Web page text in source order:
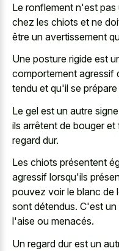
Le ronflement n'est
chez les chiots et ne
être un avertissement
Une posture rigide est
comportement agressif
tendu et qu'il se
Le gel est un autre
ils arrêtent de bouger
regard dur.
Les chiots présentent
agressif lorsqu'ils
pouvez voir le blanc de
sont détendus. C'est
l'aise ou menacés.
Un regard dur est un